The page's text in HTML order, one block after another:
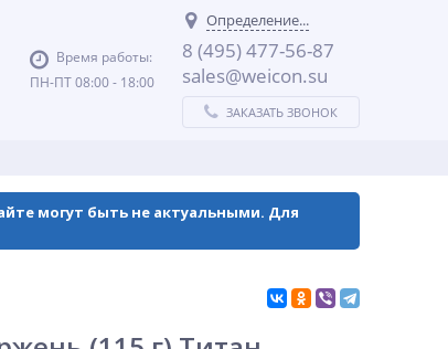
Время работы:
ПН-ПТ 08:00 - 18:00
Определение...
8 (495) 477-56-87
sales@weicon.su
ЗАКАЗАТЬ ЗВОНОК
могут быть не актуальными. Для